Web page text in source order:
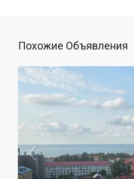
Похожие Объявления